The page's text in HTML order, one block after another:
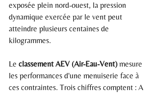
exposée plein nord-ouest, la pression
dynamique exercée par le vent peut
atteindre plusieurs centaines de
kilogrammes.
Le classement AEV (Air-Eau-Vent) mesure
les performances d'une menuiserie face à
ces contraintes. Trois chiffres comptent : A